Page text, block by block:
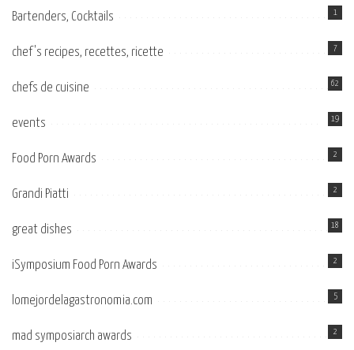
Bartenders, Cocktails 1
chef's recipes, recettes, ricette 7
chefs de cuisine 62
events 19
Food Porn Awards 2
Grandi Piatti 2
great dishes 18
iSymposium Food Porn Awards 2
lomejordelagastronomia.com 5
mad symposiarch awards 2